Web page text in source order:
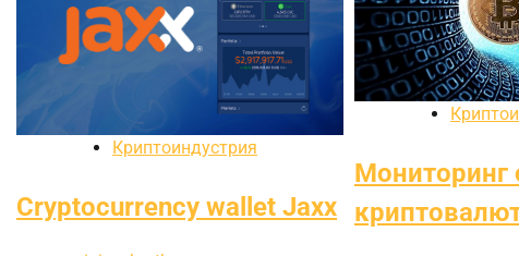
Криптоиндустрия
Cryptocurrency wallet Jaxx
Мониторинг